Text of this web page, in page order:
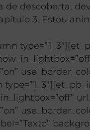
descoberta,
3. Estou